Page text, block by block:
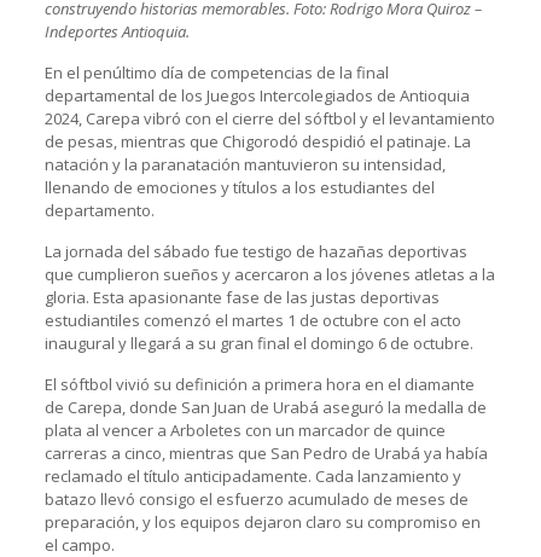
construyendo historias memorables. Foto: Rodrigo Mora Quiroz –
Indeportes Antioquia.
En el penúltimo día de competencias de la final
departamental de los Juegos Intercolegiados de Antioquia
2024, Carepa vibró con el cierre del sóftbol y el levantamiento
de pesas, mientras que Chigorodó despidió el patinaje. La
natación y la paranatación mantuvieron su intensidad,
llenando de emociones y títulos a los estudiantes del
departamento.
La jornada del sábado fue testigo de hazañas deportivas
que cumplieron sueños y acercaron a los jóvenes atletas a la
gloria. Esta apasionante fase de las justas deportivas
estudiantiles comenzó el martes 1 de octubre con el acto
inaugural y llegará a su gran final el domingo 6 de octubre.
El sóftbol vivió su definición a primera hora en el diamante
de Carepa, donde San Juan de Urabá aseguró la medalla de
plata al vencer a Arboletes con un marcador de quince
carreras a cinco, mientras que San Pedro de Urabá ya había
reclamado el título anticipadamente. Cada lanzamiento y
batazo llevó consigo el esfuerzo acumulado de meses de
preparación, y los equipos dejaron claro su compromiso en
el campo.